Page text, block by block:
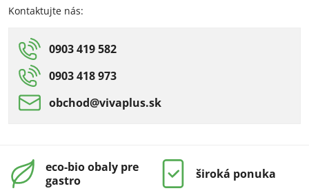
Kontaktujte nás:
0903 419 582
0903 418 973
obchod​@vivaplus​.sk
eco-bio obaly pre
gastro
široká ponuka